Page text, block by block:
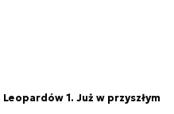
1. Już w przyszłym